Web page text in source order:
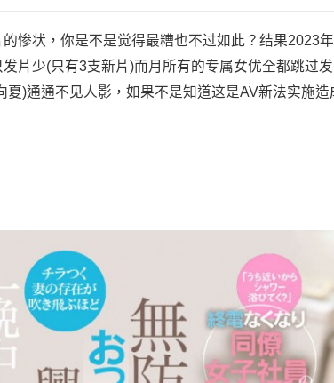
惨状，你是不是觉得最糟也不过如此？结果2023
片少(只有3支新片)而月所有的专属女优全都跳过
夏)通通不见人影，如果不是知道这是AV新法实施